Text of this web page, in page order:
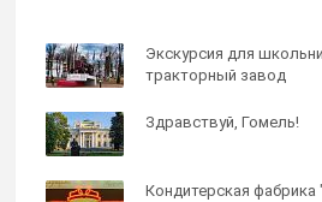
Экскурсия для
тракторный завод
Здравствуй, Гомель!
Кондитерская